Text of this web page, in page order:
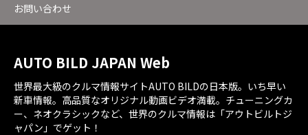
お問い合わせ
AUTO BILD JAPAN Web
世界最大級のクルマ情報サイトAUTO BILDの日本版。いち早い
新車情報。高品質なオリジナル動画ビデオ満載。チューニングカ
ー、ネオクラシックなど、世界のクルマ情報は「アウトビルトジ
ャパン」でゲット！